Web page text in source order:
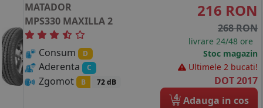
MATADOR
MPS330 MAXILLA 2
Consum D
Aderenta C
Zgomot B 72 dB
216 RON
268 RON
livrare 24/48 ore
Stoc magazin
Ultimele 2 bucati!
DOT 2017
4 Adauga in cos